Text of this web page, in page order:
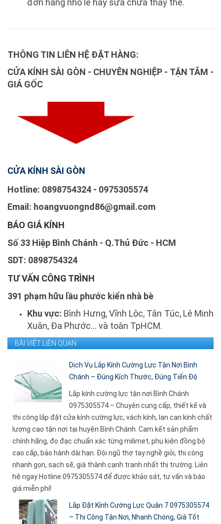
đơn hàng nhỏ lẻ hay sửa chữa thay thế.
THÔNG TIN LIÊN HỆ ĐẶT HÀNG:
CỬA KÍNH SÀI GÒN - CHUYÊN NGHIỆP - TẬN TÂM -
GIÁ GỐC
CỬA KÍNH SÀI GÒN
Hotline: 0898754324 - 0975305574
Email: hoangvuongnd86@gmail.com
BÁO GIÁ KÍNH
Số 33 Hiệp Bình Chánh - Q.Thủ Đức - HCM
SDT: 0898754324
TƯ VẤN CÔNG TRÌNH
391 phạm hữu lầu phước kiển nhà bè
Khu vực: Bình Hưng, Vĩnh Lộc, Tân Túc, Lê Minh
Xuân, Đa Phước... và toàn TpHCM.
BÀI VIẾT LIÊN QUAN
Dịch Vụ Lắp Kính Cường Lực Tận Nơi Bình
Chánh – Đúng Kích Thước, Đúng Tiến Độ
Lắp kính cường lực tận nơi Bình Chánh
0975305574 – Chuyên cung cấp, thiết kế và
thi công lắp đặt cửa kính cường lực, vách kính, lan can kính chất
lượng cao tận nơi tại huyện Bình Chánh. Cam kết sản phẩm
chính hãng, đo đạc chuẩn xác từng milimet, phụ kiện đồng bộ
cao cấp, bảo hành dài hạn. Đội ngũ thợ tay nghề giỏi, thi công
nhanh gọn, sạch sẽ, giá thành cạnh tranh nhất thị trường. Liên
hệ ngay Hotline 0975305574 để được khảo sát, tư vấn và báo
giá miễn phí!
Lắp Đặt Kính Cường Lực Quận 7 0975305574
– Thi Công Tận Nơi, Nhanh Chóng, Giá Tốt